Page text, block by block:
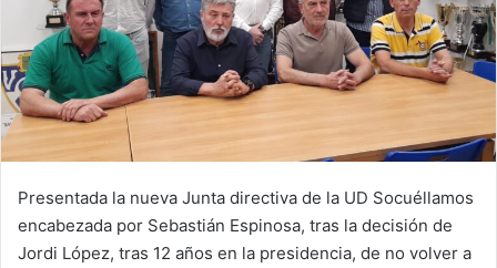
Presentada la nueva Junta directiva de la UD Socuéllamos
encabezada por Sebastián Espinosa, tras la decisión de
Jordi López, tras 12 años en la presidencia, de no volver a